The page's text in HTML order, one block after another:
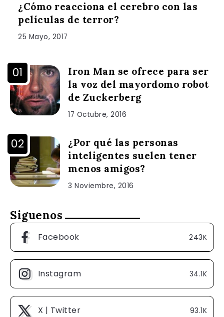
¿Cómo reacciona el cerebro con las
películas de terror?
25 Mayo, 2017
Iron Man se ofrece para ser
la voz del mayordomo robot
de Zuckerberg
17 Octubre, 2016
¿Por qué las personas
inteligentes suelen tener
menos amigos?
3 Noviembre, 2016
Siguenos
Facebook 243K
Instagram 34.1K
X | Twitter 93.1K